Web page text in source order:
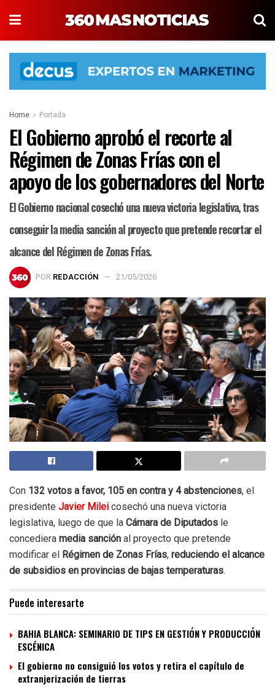
Home Portada
El Gobierno aprobó el recorte al
Régimen de Zonas Frías con el
apoyo de los gobernadores del Norte
El Gobierno nacional cosechó una nueva victoria legislativa, tras
conseguir la media sanción al proyecto que pretende recortar el
alcance del Régimen de Zonas Frías.
POR REDACCIÓN 21/05/2026
Con 132 votos a favor, 105 en contra y 4 abstenciones, el
presidente Javier Milei cosechó una nueva victoria
legislativa, luego de que la Cámara de Diputados le
concediera media sanción al proyecto que pretende
modificar el Régimen de Zonas Frías, reduciendo el alcance
de subsidios en provincias de bajas temperaturas.
Puede interesarte
BAHIA BLANCA: SEMINARIO DE TIPS EN GESTIÓN Y PRODUCCIÓN
ESCÉNICA
El gobierno no consiguió los votos y retira el capítulo de
extranjerización de tierras